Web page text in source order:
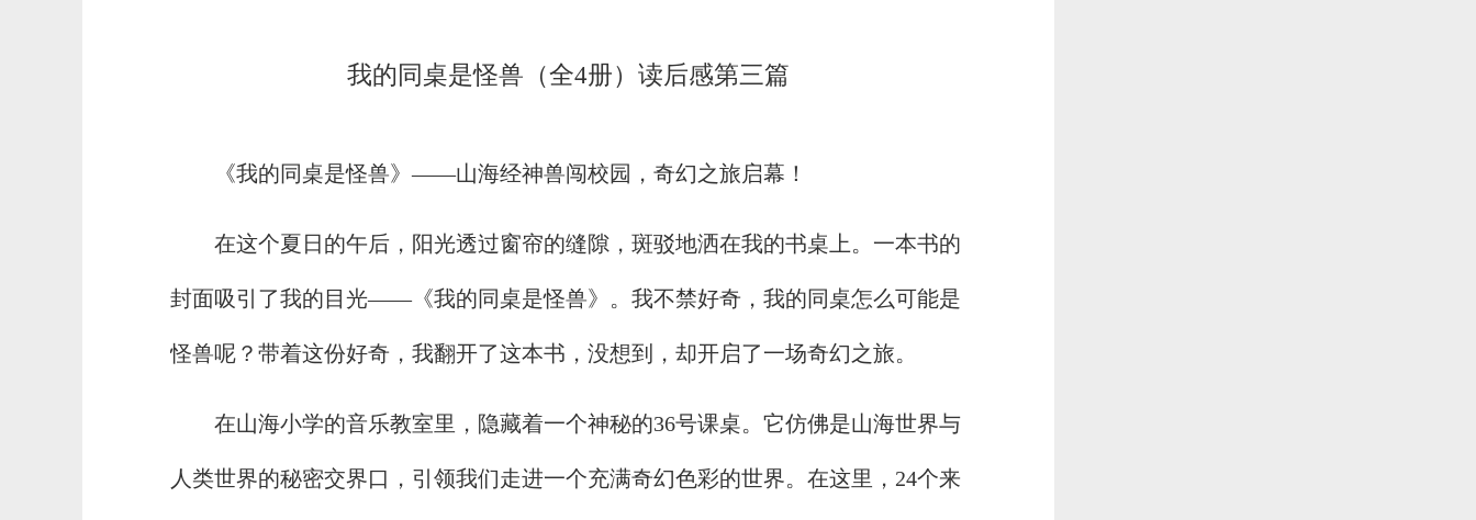
我的同桌是怪兽（全4册）读后感第三篇
《我的同桌是怪兽》——山海经神兽闯校园，奇幻之旅启幕！
在这个夏日的午后，阳光透过窗帘的缝隙，斑驳地洒在我的书桌上。一本书的
封面吸引了我的目光——《我的同桌是怪兽》。我不禁好奇，我的同桌怎么可能是
怪兽呢？带着这份好奇，我翻开了这本书，没想到，却开启了一场奇幻之旅。
在山海小学的音乐教室里，隐藏着一个神秘的36号课桌。它仿佛是山海世界与
人类世界的秘密交界口，引领我们走进一个充满奇幻色彩的世界。在这里，24个来